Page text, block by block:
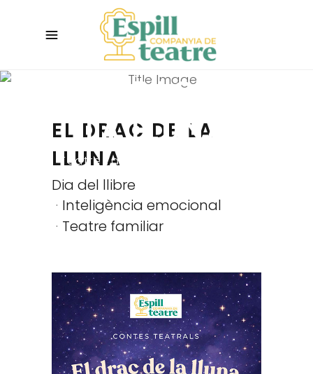
EL DRAC DE
LA LLUNA
Teatre familiar - Foment de la
EL DRAC DE LA
LLUNA
Dia del llibre
Inteligència emocional
Teatre familiar